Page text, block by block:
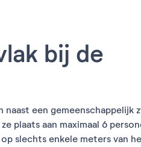
bij de
een gemeenschappelijk
plaats aan maximaal 6
slechts enkele meters van